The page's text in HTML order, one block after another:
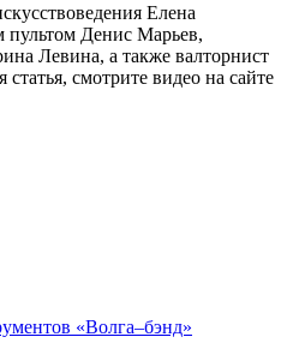
Елена
Денис Марьев,
Левина, а также валторнист
смотрите видео на сайте
«Волга–бэнд»